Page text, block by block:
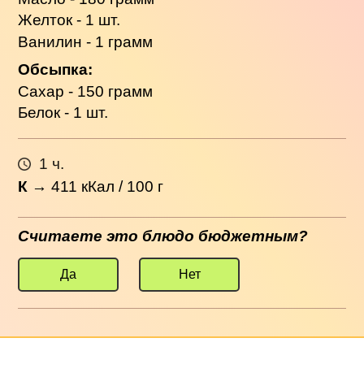
Желток - 1 шт.
Ванилин - 1 грамм
Обсыпка:
Сахар - 150 грамм
Белок - 1 шт.
1 ч.
К →411 кКал / 100 г
Считаете это блюдо бюджетным?
Да Нет